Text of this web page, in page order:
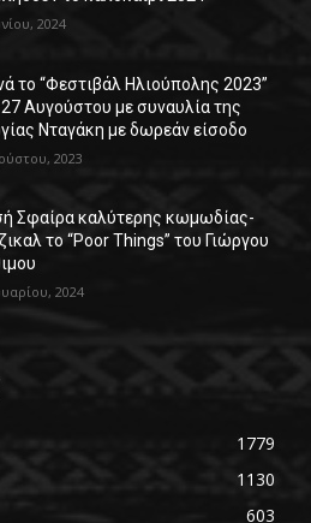
2024
το “Φεστιβάλ Ηλιούπολης 2023”
27 Αυγούστου με συναυλία της
Νταγάκη με δωρεάν είσοδο
2023
Σφαίρα καλύτερης κωμωδίας-
το “Poor Things” του Γιώργου
2024
1779
1130
603